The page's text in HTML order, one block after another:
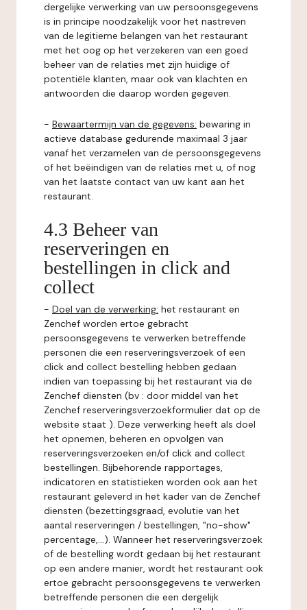
dergelijke verwerking van uw persoonsgegevens
is in principe noodzakelijk voor het nastreven
van de legitieme belangen van het restaurant
met het oog op het verzekeren van een goed
beheer van de relaties met zijn huidige of
potentiële klanten, maar ook van klachten en
antwoorden die daarop worden gegeven.
- Bewaartermijn van de gegevens: bewaring in
actieve database gedurende maximaal 3 jaar
vanaf het verzamelen van de persoonsgegevens
of het beëindigen van de relaties met u, of nog
van het laatste contact van uw kant aan het
restaurant.
4.3 Beheer van
reserveringen en
bestellingen in click and
collect
- Doel van de verwerking: het restaurant en
Zenchef worden ertoe gebracht
persoonsgegevens te verwerken betreffende
personen die een reserveringsverzoek of een
click and collect bestelling hebben gedaan
indien van toepassing bij het restaurant via de
Zenchef diensten (bv : door middel van het
Zenchef reserveringsverzoekformulier dat op de
website staat ). Deze verwerking heeft als doel
het opnemen, beheren en opvolgen van
reserveringsverzoeken en/of click and collect
bestellingen. Bijbehorende rapportages,
indicatoren en statistieken worden ook aan het
restaurant geleverd in het kader van de Zenchef
diensten (bezettingsgraad, evolutie van het
aantal reserveringen / bestellingen, "no-show"
percentage,...). Wanneer het reserveringsverzoek
of de bestelling wordt gedaan bij het restaurant
op een andere manier, wordt het restaurant ook
ertoe gebracht persoonsgegevens te verwerken
betreffende personen die een dergelijk